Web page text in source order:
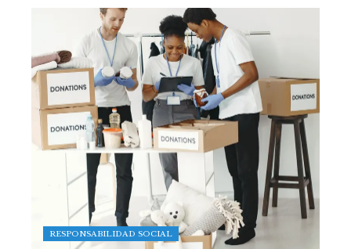
RESPONSABILIDAD SOCIAL